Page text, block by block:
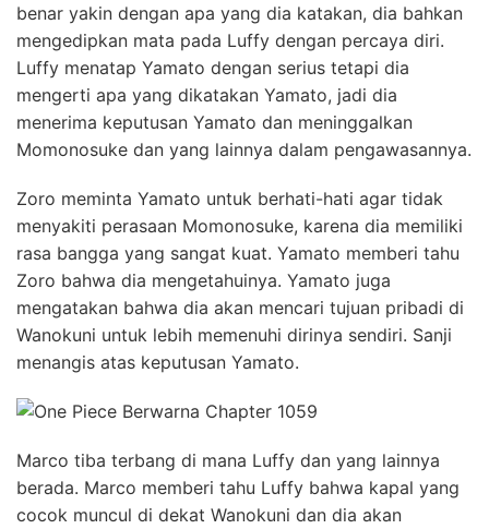
benar yakin dengan apa yang dia katakan, dia bahkan
mengedipkan mata pada Luffy dengan percaya diri.
Luffy menatap Yamato dengan serius tetapi dia
mengerti apa yang dikatakan Yamato, jadi dia
menerima keputusan Yamato dan meninggalkan
Momonosuke dan yang lainnya dalam pengawasannya.
Zoro meminta Yamato untuk berhati-hati agar tidak
menyakiti perasaan Momonosuke, karena dia memiliki
rasa bangga yang sangat kuat. Yamato memberi tahu
Zoro bahwa dia mengetahuinya. Yamato juga
mengatakan bahwa dia akan mencari tujuan pribadi di
Wanokuni untuk lebih memenuhi dirinya sendiri. Sanji
menangis atas keputusan Yamato.
Marco tiba terbang di mana Luffy dan yang lainnya
berada. Marco memberi tahu Luffy bahwa kapal yang
cocok muncul di dekat Wanokuni dan dia akan